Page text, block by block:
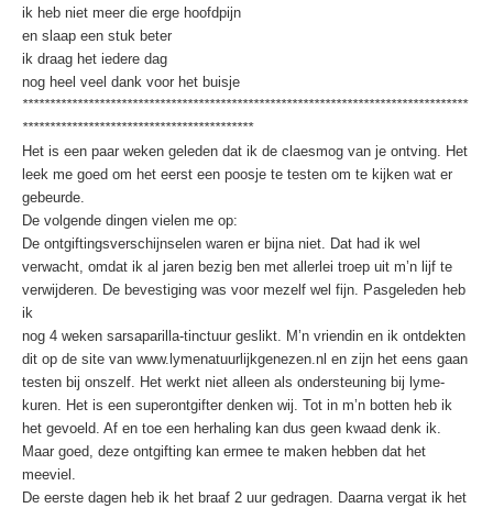
ik heb niet meer die erge hoofdpijn
en slaap een stuk beter
ik draag het iedere dag
nog heel veel dank voor het buisje
*********************************************************************************
******************************************
Het is een paar weken geleden dat ik de claesmog van je ontving. Het
leek me goed om het eerst een poosje te testen om te kijken wat er
gebeurde.
De volgende dingen vielen me op:
De ontgiftingsverschijnselen waren er bijna niet. Dat had ik wel
verwacht, omdat ik al jaren bezig ben met allerlei troep uit m’n lijf te
verwijderen. De bevestiging was voor mezelf wel fijn. Pasgeleden heb
ik
nog 4 weken sarsaparilla-tinctuur geslikt. M’n vriendin en ik ontdekten
dit op de site van www.lymenatuurlijkgenezen.nl en zijn het eens gaan
testen bij onszelf. Het werkt niet alleen als ondersteuning bij lyme-
kuren. Het is een superontgifter denken wij. Tot in m’n botten heb ik
het gevoeld. Af en toe een herhaling kan dus geen kwaad denk ik.
Maar goed, deze ontgifting kan ermee te maken hebben dat het
meeviel.
De eerste dagen heb ik het braaf 2 uur gedragen. Daarna vergat ik het